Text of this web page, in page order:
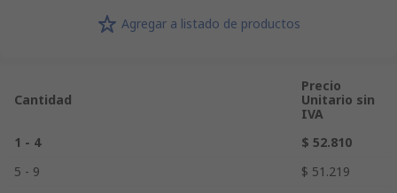
Agregar a listado de productos
Cantidad
Precio
Unitario sin
IVA
1 - 4
$ 52.810
5 - 9
$ 51.219